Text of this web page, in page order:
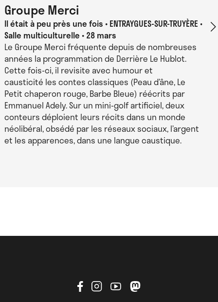
Groupe Merci
Il était à peu près une fois ENTRAYGUES-SUR-TRUYÈRE •
Salle multiculturelle • 28 mars
Le Groupe Merci fréquente depuis de nombreuses
années la programmation de Derrière Le Hublot.
Cette fois-ci, il revisite avec humour et
causticité les contes classiques (Peau d’âne, Le
Petit chaperon rouge, Barbe Bleue) réécrits par
Emmanuel Adely. Sur un mini-golf artificiel, deux
conteurs déploient leurs récits dans un monde
néolibéral, obsédé par les réseaux sociaux, l’argent
et les apparences, dans une langue caustique.